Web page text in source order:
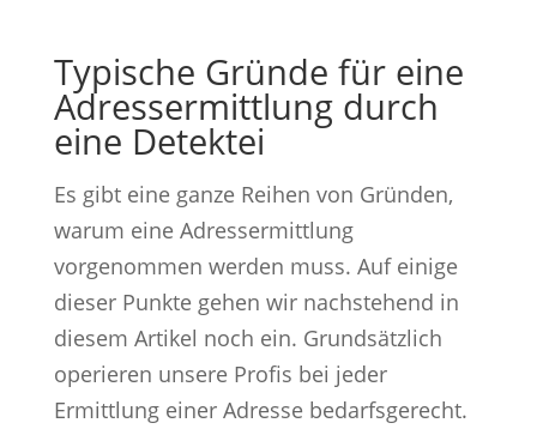
Typische Gründe für eine
Adressermittlung durch
eine Detektei
Es gibt eine ganze Reihen von Gründen,
warum eine Adressermittlung
vorgenommen werden muss. Auf einige
dieser Punkte gehen wir nachstehend in
diesem Artikel noch ein. Grundsätzlich
operieren unsere Profis bei jeder
Ermittlung einer Adresse bedarfsgerecht.